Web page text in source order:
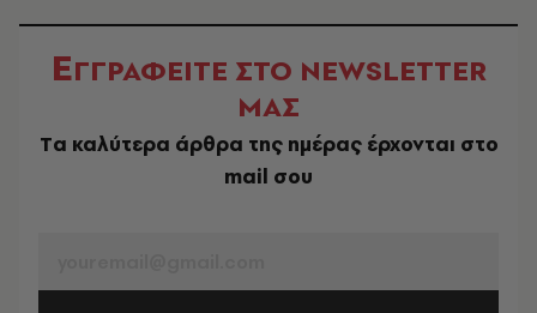
ΕΓΓΡΑΦΕΙΤΕ ΣΤΟ NEWSLETTER
ΜΑΣ
Tα καλύτερα άρθρα της ημέρας έρχονται στο
mail σου